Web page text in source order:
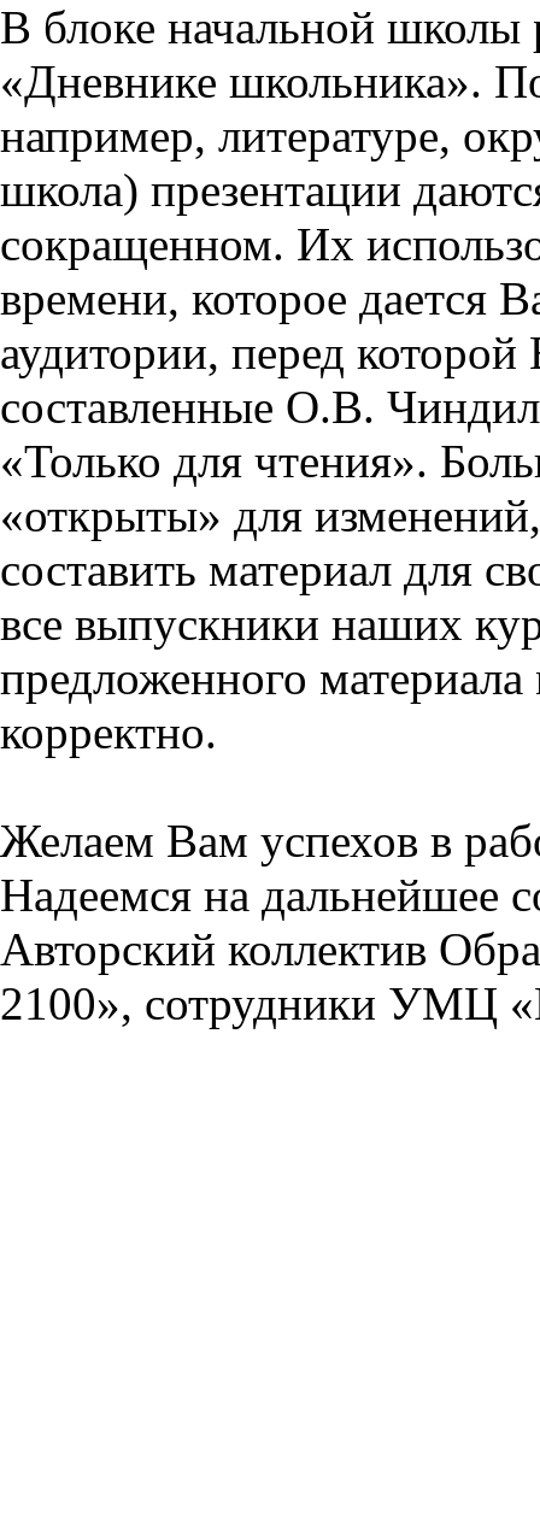
В блоке начальной школы
«Дневнике школьника».
например, литературе,
школа) презентации
сокращенном. Их
времени, которое дается
аудитории, перед
составленные О.В.
«Только для чтения».
«открыты» для
составить материал для
все выпускники наших
предложенного
корректно.
Желаем Вам успехов в
Надеемся на дальнейшее
Авторский коллектив
2100», сотрудники УМЦ